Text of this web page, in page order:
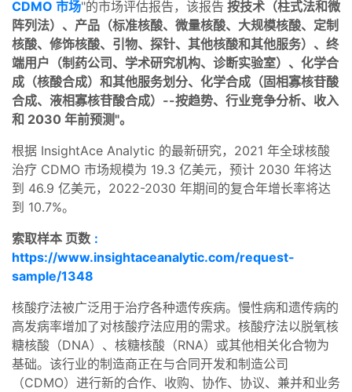
CDMO 市场"的市场评估报告，该报告 按技术（柱式法和微
阵列法）、产品（标准核酸、微量核酸、大规模核酸、定制
核酸、修饰核酸、引物、探针、其他核酸和其他服务）、终
端用户（制药公司、学术研究机构、诊断实验室）、化学合
成（核酸合成）和其他服务划分、化学合成（固相寡核苷酸
合成、液相寡核苷酸合成）--按趋势、行业竞争分析、收入
和 2030 年前预测"。
根据 InsightAce Analytic 的最新研究，2021 年全球核酸
治疗 CDMO 市场规模为 19.3 亿美元，预计 2030 年将达
到 46.9 亿美元，2022-2030 年期间的复合年增长率将达
到 10.7%。
索取样本 页数 :
https://www.insightaceanalytic.com/request-
sample/1348
核酸疗法被广泛用于治疗各种遗传疾病。慢性病和遗传病的
高发病率增加了对核酸疗法应用的需求。核酸疗法以脱氧核
糖核酸（DNA）、核糖核酸（RNA）或其他相关化合物为
基础。该行业的制造商正在与合同开发和制造公司
（CDMO）进行新的合作、收购、协作、协议、兼并和业务